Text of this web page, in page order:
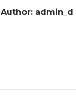
Author: admin_d